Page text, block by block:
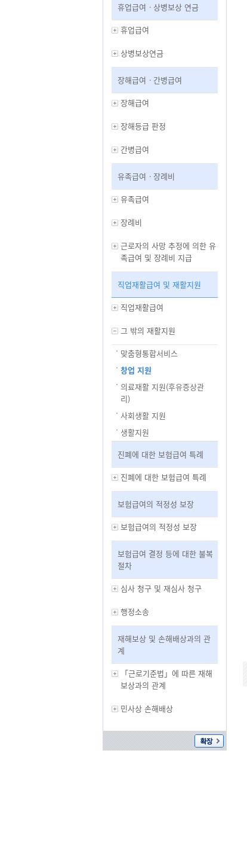
휴업급여ㆍ상병보상 연금
휴업급여
상병보상연금
장해급여ㆍ간병급여
장해급여
장해등급 판정
간병급여
유족급여ㆍ장례비
유족급여
장례비
근로자의 사망 추정에 의한 유
족급여 및 장례비 지급
직업재활급여 및 재활지원
직업재활급여
그 밖의 재활지원
맞춤형통합서비스
창업 지원
의료재활 지원(후유증상관
리)
사회생활 지원
생활지원
진폐에 대한 보험급여 특례
진폐에 대한 보험급여 특례
보험급여의 적정성 보장
보험급여의 적정성 보장
보험급여 결정 등에 대한 불복
절차
심사 청구 및 재심사 청구
행정소송
재해보상 및 손해배상과의 관
계
「근로기준법」에 따른 재해
보상과의 관계
민사상 손해배상